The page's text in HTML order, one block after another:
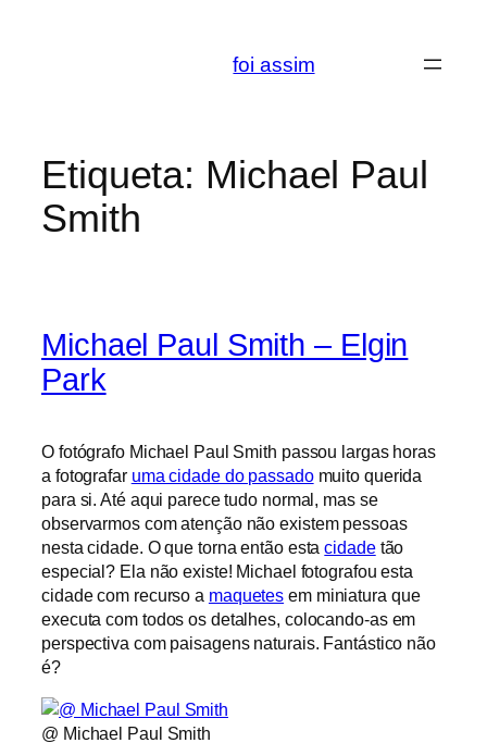
foi assim
Etiqueta: Michael Paul
Smith
Michael Paul Smith – Elgin
Park
O fotógrafo Michael Paul Smith passou largas horas
a fotografar uma cidade do passadomuito querida
para si. Até aqui parece tudo normal, mas se
observarmos com atenção não existem pessoas
nesta cidade. O que torna então estacidadetão
especial? Ela não existe! Michael fotografou esta
cidade com recurso a maquetes em miniatura que
executa com todos os detalhes, colocando-as em
perspectiva com paisagens naturais. Fantástico não
é?
@ Michael Paul Smith